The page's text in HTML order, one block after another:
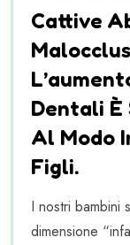
Cattive
Dentali
Al Modo
Figli.
I nostri bambini
dimensione